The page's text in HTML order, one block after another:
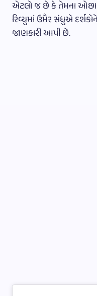
એટલો જ છે કે તેમના ઓછા
રિવ્યુમાં ઉમૈર સંધુએ
જાણકારી આપી છે.